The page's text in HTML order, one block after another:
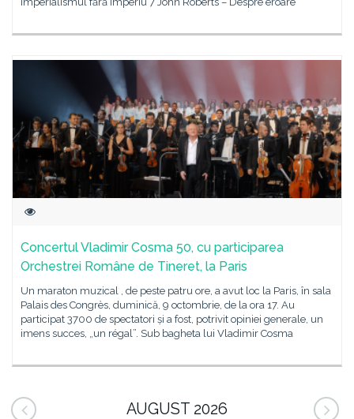
Concertul Vladimir Cosma 50, cu participarea
Orchestrei Române de Tineret, la Paris
Un maraton muzical , de peste patru ore, a avut loc la Paris, în sala
Palais des Congrès, duminică, 9 octombrie, de la ora 17. Au
participat 3700 de spectatori și a fost, potrivit opiniei generale, un
imens succes, „un régal”. Sub bagheta lui Vladimir Cosma
AUGUST 2026